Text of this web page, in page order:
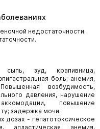
недостаточности.
сыпь, зуд, крапивница,
боль; анемия,
возбудимость,
давления, нарушение
повышение
задержка мочи.
дозах - гепатотоксическое
апластическая анемия,